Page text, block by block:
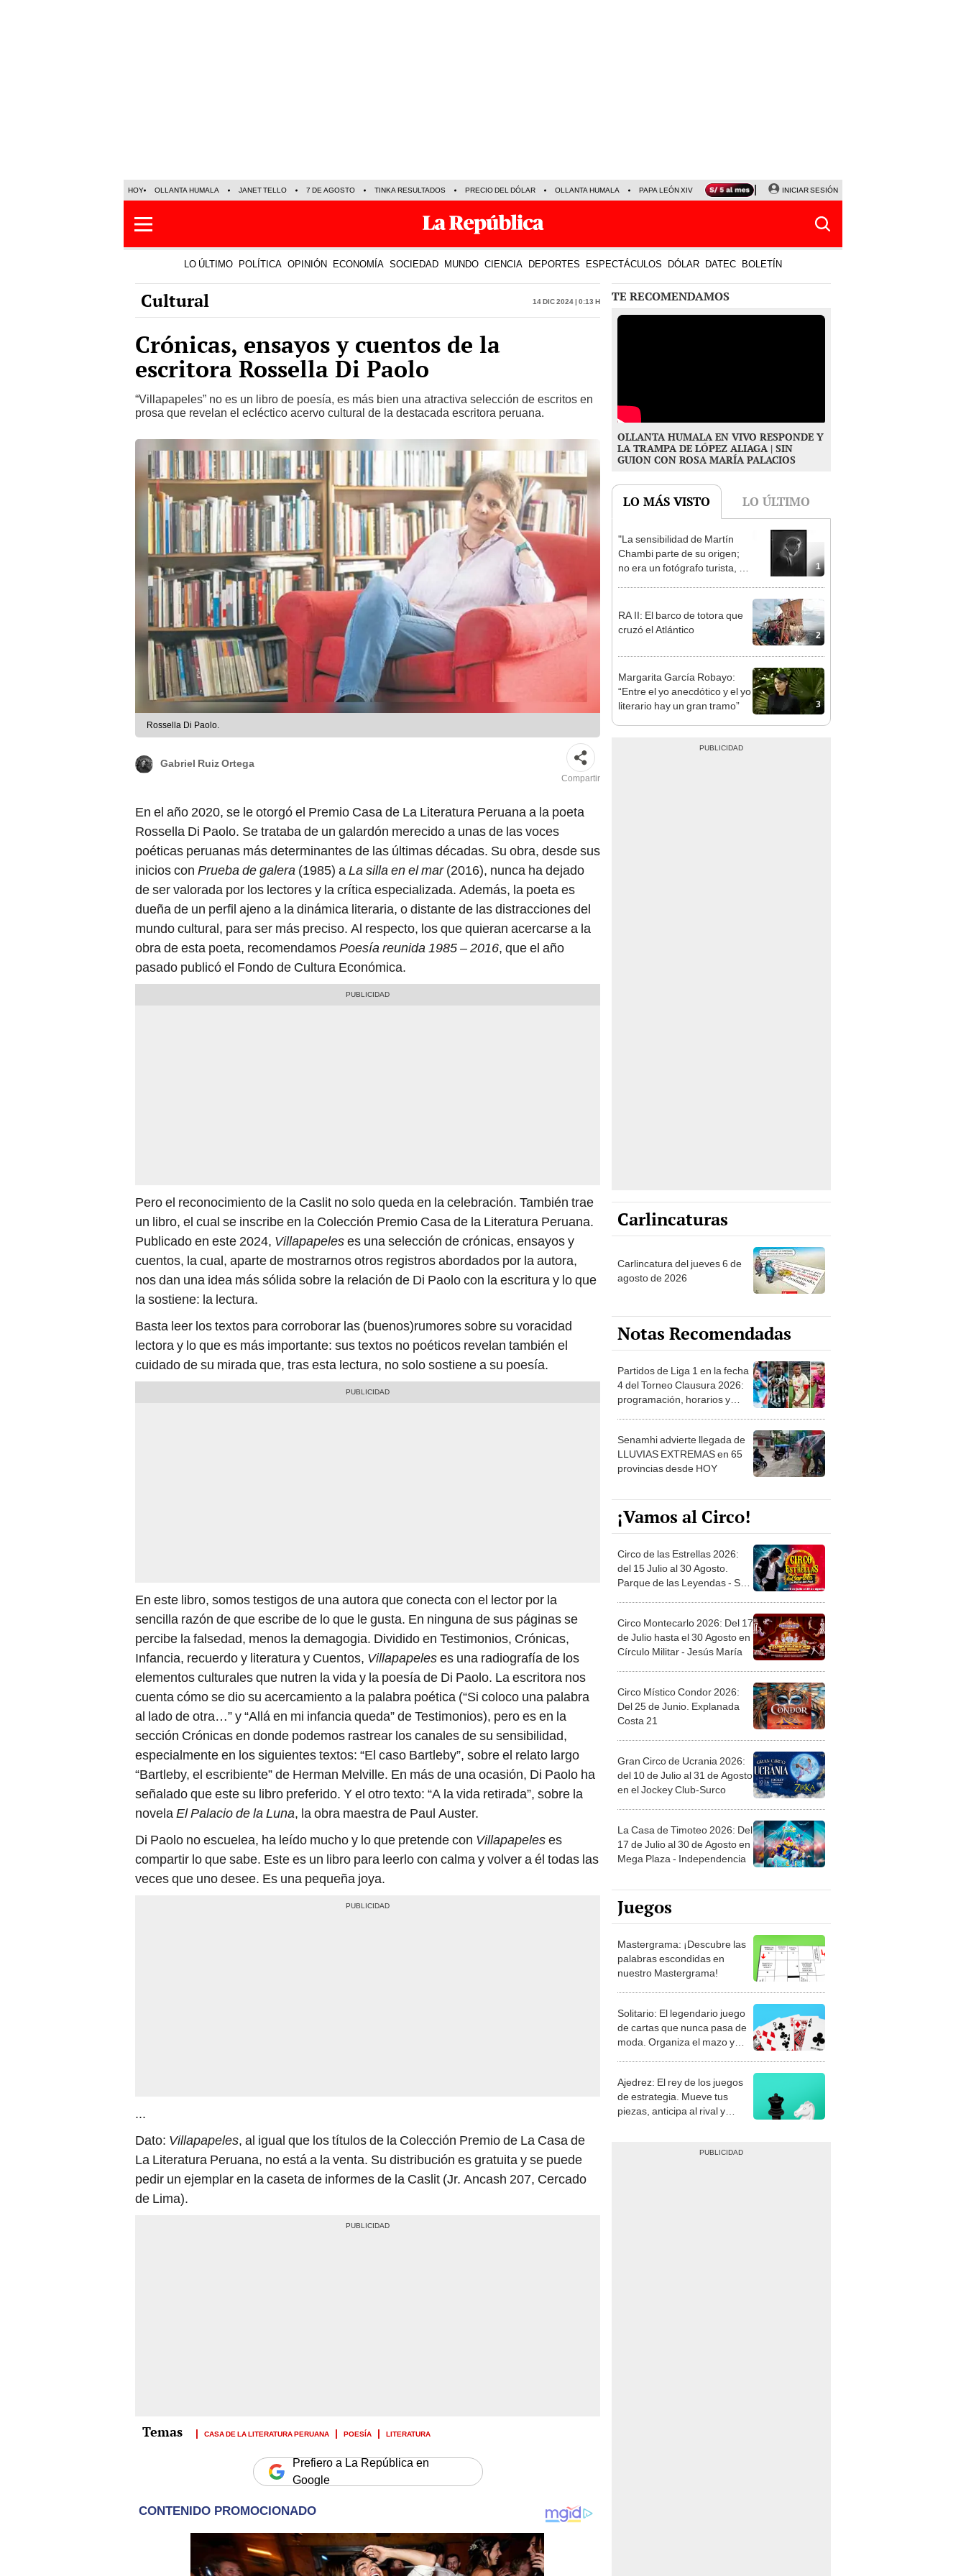
HOY OLLANTA HUMALA JANET TELLO 7 DE AGOSTO TINKA RESULTADOS PRECIO DEL DÓLAR OLLANTA HUMALA PAPA LEÓN XIV NALDY SALDAÑA LA BELLA LUZ
INICIAR SESIÓN
LO ÚLTIMO POLÍTICA OPINIÓN ECONOMÍA SOCIEDAD MUNDO CIENCIA DEPORTES ESPECTÁCULOS DÓLAR DATEC BOLETÍN
Cultural 14 Dic 2024 | 0:13 h
Crónicas, ensayos y cuentos de la
escritora Rossella Di Paolo
“Villapapeles” no es un libro de poesía, es más bien una atractiva selección de escritos en
prosa que revelan el ecléctico acervo cultural de la destacada escritora peruana.
Rossella Di Paolo.
Gabriel Ruiz Ortega
Compartir
En el año 2020, se le otorgó el Premio Casa de La Literatura Peruana a la poeta
Rossella Di Paolo. Se trataba de un galardón merecido a unas de las voces
poéticas peruanas más determinantes de las últimas décadas. Su obra, desde sus
inicios con Prueba de galera (1985) aLa silla en el mar(2016), nunca ha dejado
de ser valorada por los lectores y la crítica especializada. Además, la poeta es
dueña de un perfil ajeno a la dinámica literaria, o distante de las distracciones del
mundo cultural, para ser más preciso. Al respecto, los que quieran acercarse a la
obra de esta poeta, recomendamosPoesía reunida 1985 – 2016, que el año
pasado publicó el Fondo de Cultura Económica.
Pero el reconocimiento de la Caslit no solo queda en la celebración. También trae
un libro, el cual se inscribe en la Colección Premio Casa de la Literatura Peruana.
Publicado en este 2024, Villapapeleses una selección de crónicas, ensayos y
cuentos, la cual, aparte de mostrarnos otros registros abordados por la autora,
nos dan una idea más sólida sobre la relación de Di Paolo con la escritura y lo que
la sostiene: la lectura.
Basta leer los textos para corroborar las (buenos)rumores sobre su voracidad
lectora y lo que es más importante: sus textos no poéticos revelan también el
cuidado de su mirada que, tras esta lectura, no solo sostiene a su poesía.
En este libro, somos testigos de una autora que conecta con el lector por la
sencilla razón de que escribe de lo que le gusta. En ninguna de sus páginas se
percibe la falsedad, menos la demagogia. Dividido en Testimonios, Crónicas,
Infancia, recuerdo y literatura y Cuentos, Villapapeleses una radiografía de los
elementos culturales que nutren la vida y la poesía de Di Paolo. La escritora nos
cuenta cómo se dio su acercamiento a la palabra poética (“Si coloco una palabra
al lado de otra…” y “Allá en mi infancia queda” de Testimonios), pero es en la
sección Crónicas en donde podemos rastrear los canales de su sensibilidad,
especialmente en los siguientes textos: “El caso Bartleby”, sobre el relato largo
“Bartleby, el escribiente” de Herman Melville. En más de una ocasión, Di Paolo ha
señalado que este su libro preferido. Y el otro texto: “A la vida retirada”, sobre la
novelaEl Palacio de la Luna, la obra maestra de Paul Auster.
Di Paolo no escuelea, ha leído mucho y lo que pretende con Villapapeleses
compartir lo que sabe. Este es un libro para leerlo con calma y volver a él todas las
veces que uno desee. Es una pequeña joya.
...
Dato: Villapapeles, al igual que los títulos de la Colección Premio de La Casa de
La Literatura Peruana, no está a la venta. Su distribución es gratuita y se puede
pedir un ejemplar en la caseta de informes de la Caslit (Jr. Ancash 207, Cercado
de Lima).
CASA DE LA LITERATURA PERUANA POESÍA LITERATURA
Prefiero a La República en
Google
TE RECOMENDAMOS
OLLANTA HUMALA EN VIVO RESPONDE Y
LA TRAMPA DE LÓPEZ ALIAGA | SIN
GUION CON ROSA MARÍA PALACIOS
LO MÁS VISTO LO ÚLTIMO
1
"La sensibilidad de Martín
Chambi parte de su origen;
no era un fotógrafo turista, él
2
RA II: El barco de totora que
cruzó el Atlántico
3
Margarita García Robayo:
“Entre el yo anecdótico y el yo
literario hay un gran tramo”
Carlincaturas
Carlincatura del jueves 6 de
agosto de 2026
Notas Recomendadas
Partidos de Liga 1 en la fecha
4 del Torneo Clausura 2026:
programación, horarios y
Senamhi advierte llegada de
LLUVIAS EXTREMAS en 65
provincias desde HOY
¡Vamos al Circo!
Circo de las Estrellas 2026:
del 15 Julio al 30 Agosto.
Parque de las Leyendas - San
Circo Montecarlo 2026: Del 17
de Julio hasta el 30 Agosto en
Círculo Militar - Jesús María
Circo Místico Condor 2026:
Del 25 de Junio. Explanada
Costa 21
Gran Circo de Ucrania 2026:
del 10 de Julio al 31 de Agosto
en el Jockey Club-Surco
La Casa de Timoteo 2026: Del
17 de Julio al 30 de Agosto en
Mega Plaza - Independencia
Juegos
Mastergrama: ¡Descubre las
palabras escondidas en
nuestro Mastergrama!
Solitario: El legendario juego
de cartas que nunca pasa de
moda. Organiza el mazo y
Ajedrez: El rey de los juegos
de estrategia. Mueve tus
piezas, anticipa al rival y